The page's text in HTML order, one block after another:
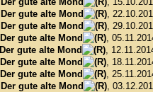
Der gute alte Mond
,
Der gute alte Mond
,
Der gute alte Mond
,
Der gute alte Mond
,
Der gute alte Mond
,
Der gute alte Mond
,
Der gute alte Mond
,